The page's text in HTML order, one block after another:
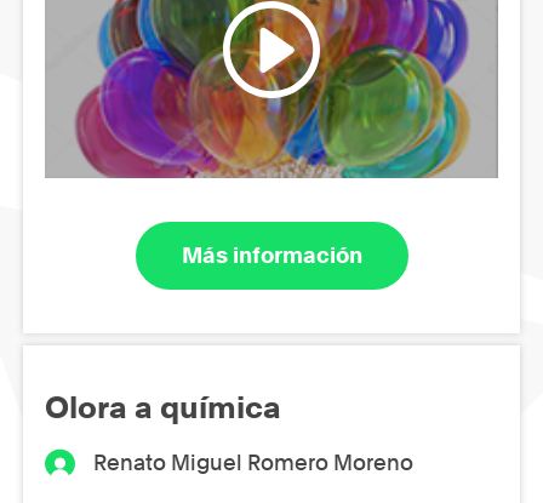
Más información
Olora a química
Renato Miguel Romero Moreno